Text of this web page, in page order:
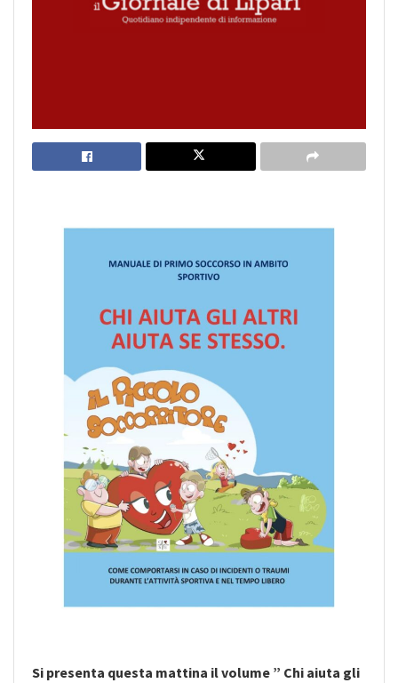
Si presenta questa mattina il volume ” Chi aiuta gli